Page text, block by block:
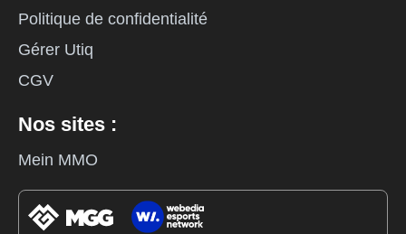
Politique de confidentialité
Gérer Utiq
CGV
Nos sites :
Mein MMO